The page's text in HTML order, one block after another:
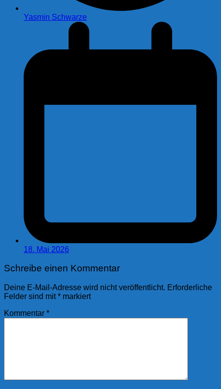
Yasmin Schwarze
18. Mai 2026
Schreibe einen Kommentar
Deine E-Mail-Adresse wird nicht veröffentlicht. Erforderliche
Felder sind mit* markiert
Kommentar *